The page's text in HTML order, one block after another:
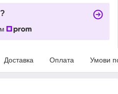
Доставка Оплата Умови